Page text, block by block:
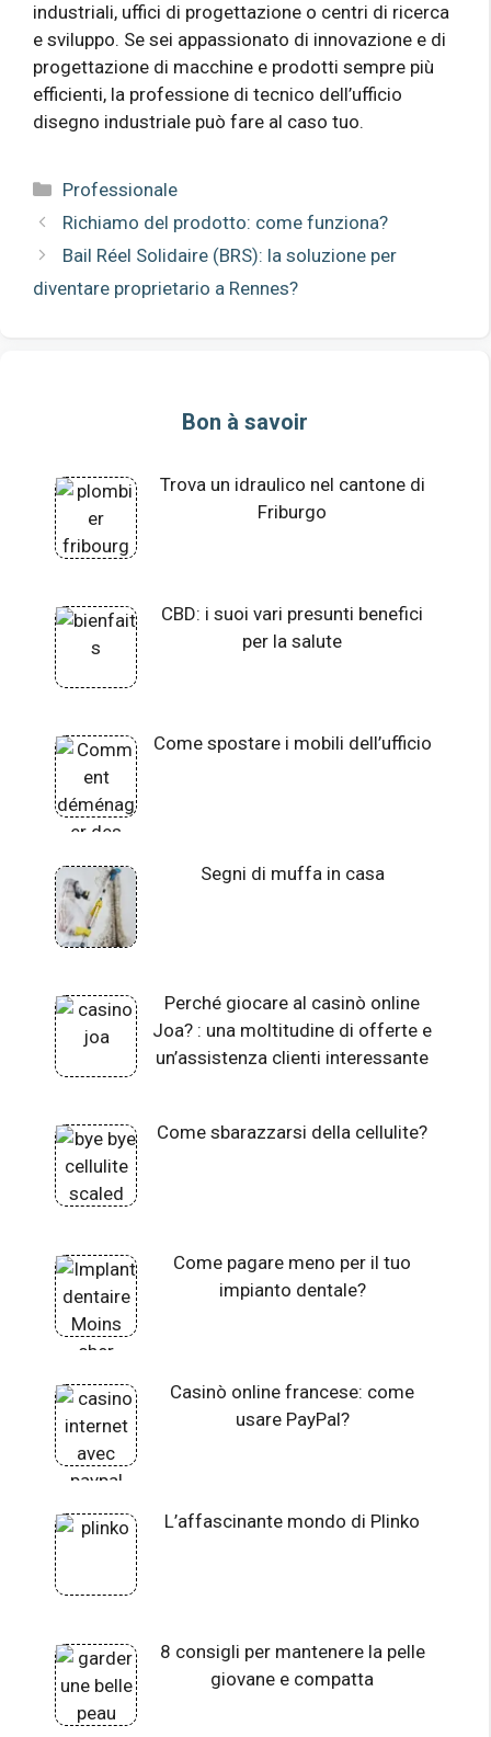
industriali, uffici di progettazione o centri di ricerca
e sviluppo. Se sei appassionato di innovazione e di
progettazione di macchine e prodotti sempre più
efficienti, la professione di tecnico dell’ufficio
disegno industriale può fare al caso tuo.
Categorie
Professionale
Richiamo del prodotto: come funziona?
Bail Réel Solidaire (BRS): la soluzione per
diventare proprietario a Rennes?
Bon à savoir
Trova un idraulico nel cantone di
Friburgo
CBD: i suoi vari presunti benefici
per la salute
Come spostare i mobili dell’ufficio
Segni di muffa in casa
Perché giocare al casinò online
Joa? : una moltitudine di offerte e
un’assistenza clienti interessante
Come sbarazzarsi della cellulite?
Come pagare meno per il tuo
impianto dentale?
Casinò online francese: come
usare PayPal?
L’affascinante mondo di Plinko
8 consigli per mantenere la pelle
giovane e compatta